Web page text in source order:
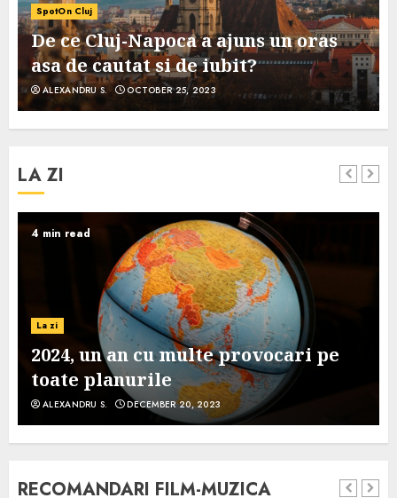
SpotOn Cluj
De ce Cluj-Napoca a ajuns un oras
asa de cautat si de iubit?
ALEXANDRU S. OCTOBER 25, 2023
LA ZI
4 min read
La zi
2024, un an cu multe provocari pe
toate planurile
ALEXANDRU S. DECEMBER 20, 2023
RECOMANDARI FILM-MUZICA